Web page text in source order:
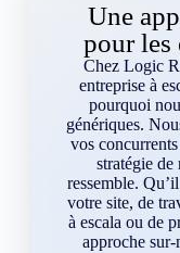
Une
pour les
Chez Logic
entreprise à
pourquoi
génériques.
vos
stratégie
ressemble.
votre site, de
à escala ou de
approche sur-